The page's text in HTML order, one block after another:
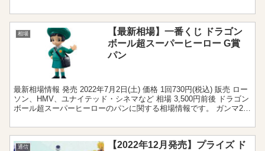
相場
【最新相場】一番くじ ドラゴン
ボール超スーパーヒーロー G賞
パン
最新相場情報 発売 2022年7月2日(土) 価格 1回730円(税込) 販売 ロー
ソン、HMV、ユナイテッド・シネマなど 相場 3,500円前後 ドラゴン
ボール超スーパーヒーローのパンに関する相場情報です。 ガンマ2号
通信
【2022年12月発売】プライズ ド